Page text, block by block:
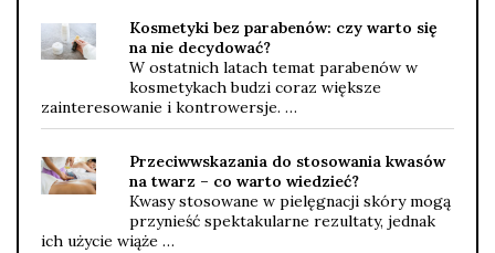
Kosmetyki bez parabenów: czy warto się
na nie decydować?
W ostatnich latach temat parabenów w
kosmetykach budzi coraz większe
zainteresowanie i kontrowersje. …
Przeciwwskazania do stosowania kwasów
na twarz – co warto wiedzieć?
Kwasy stosowane w pielęgnacji skóry mogą
przynieść spektakularne rezultaty, jednak
ich użycie wiąże …